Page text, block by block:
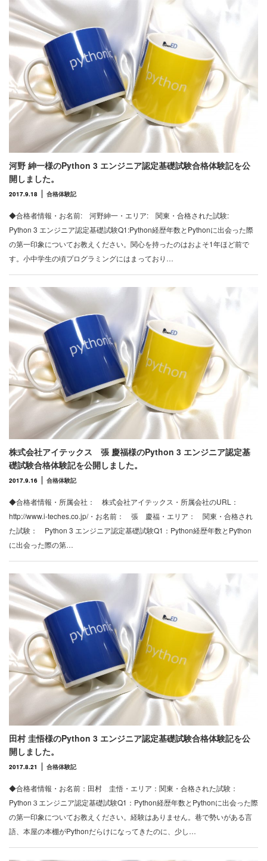
河野 紳一様のPython 3 エンジニア認定基礎試験合格体験記を公
開しました。
2017.9.18 合格体験記
◆合格者情報・お名前: 河野紳一・エリア: 関東・合格された試験:
Python 3 エンジニア認定基礎試験Q1:Python経歴年数とPythonに出会った際
の第一印象についてお教えください。関心を持ったのはおよそ1年ほど前で
す。小中学生の頃プログラミングにはまっており…
株式会社アイテックス 張 慶福様のPython 3 エンジニア認定基
礎試験合格体験記を公開しました。
2017.9.16 合格体験記
◆合格者情報・所属会社： 株式会社アイテックス・所属会社のURL：
http://www.i-teches.co.jp/・お名前： 張 慶福・エリア： 関東・合格され
た試験： Python 3 エンジニア認定基礎試験Q1：Python経歴年数とPython
に出会った際の第…
田村 圭悟様のPython 3 エンジニア認定基礎試験合格体験記を公
開しました。
2017.8.21 合格体験記
◆合格者情報・お名前：田村 圭悟・エリア：関東・合格された試験：
Python３エンジニア認定基礎試験Q1：Python経歴年数とPythonに出会った際
の第一印象についてお教えください。経験はありません。巷で勢いがある言
語、本屋の本棚がPythonだらけになってきたのに、少し…